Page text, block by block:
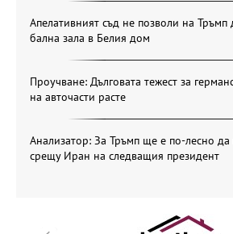
Апелативният съд не позволи на Тръмп
бална зала в Белия дом
Проучване: Дълговата тежест за
на авточасти расте
Анализатор: За Тръмп ще е по-лесно да
срещу Иран на следващия президент